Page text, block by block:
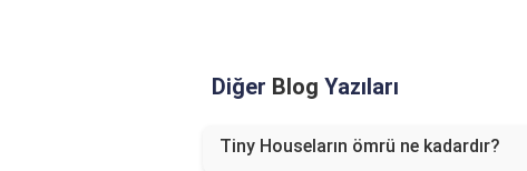
Diğer Blog Yazıları
Tiny Houseların ömrü ne kadardır?